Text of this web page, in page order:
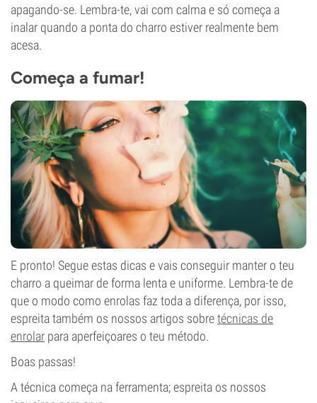
apagando-se. Lembra-te, vai com calma e só começa a
inalar quando a ponta do charro estiver realmente bem
acesa.
Começa a fumar!
E pronto! Segue estas dicas e vais conseguir manter o teu
charro a queimar de forma lenta e uniforme. Lembra-te de
que o modo como enrolas faz toda a diferença, por isso,
espreita também os nossos artigos sobretécnicas de
enrolar para aperfeiçoares o teu método.
Boas passas!
A técnica começa na ferramenta; espreita os nossos